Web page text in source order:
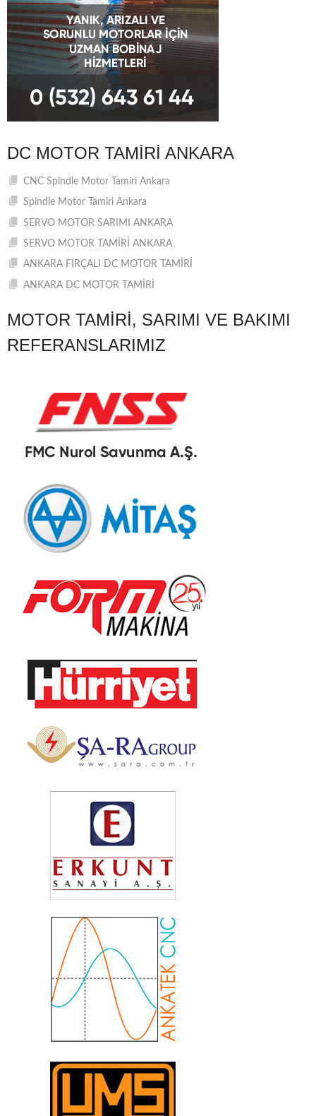
DC MOTOR TAMIRI ANKARA
CNC Spindle Motor Tamiri Ankara
Spindle Motor Tamiri Ankara
SERVO MOTOR SARIMI ANKARA
SERVO MOTOR TAMİRİ ANKARA
ANKARA FIRÇALI DC MOTOR TAMİRİ
ANKARA DC MOTOR TAMİRİ
MOTOR TAMIRI, SARIMI VE BAKIMI
REFERANSLARIMIZ